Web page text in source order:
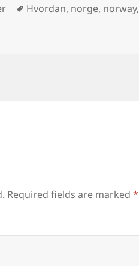
Tags
Hvordan, norge, norway,
Required fields are marked*